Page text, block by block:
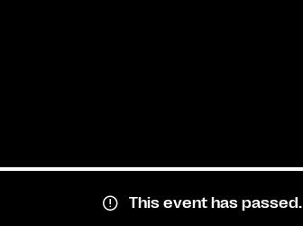
This event has passed.